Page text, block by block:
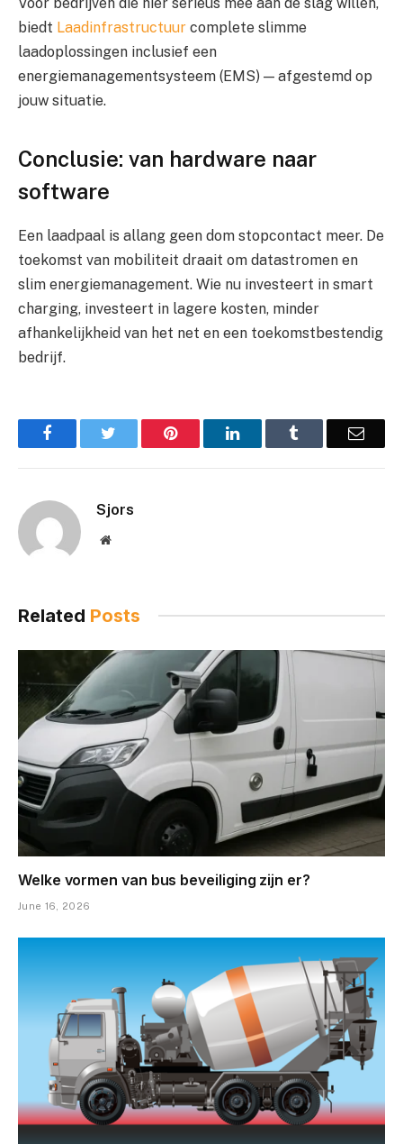
Voor bedrijven die hier serieus mee aan de slag willen,
biedt Laadinfrastructuur complete slimme
laadoplossingen inclusief een
energiemanagementsysteem (EMS) — afgestemd op
jouw situatie.
Conclusie: van hardware naar
software
Een laadpaal is allang geen dom stopcontact meer. De
toekomst van mobiliteit draait om datastromen en
slim energiemanagement. Wie nu investeert in smart
charging, investeert in lagere kosten, minder
afhankelijkheid van het net en een toekomstbestendig
bedrijf.
Facebook Pinterest LinkedIn Email
Sjors
Website
Related Posts
Welke vormen van bus beveiliging zijn er?
June 16, 2026